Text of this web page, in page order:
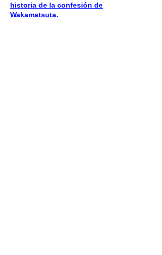
historia de la confesión de
Wakamatsuta.